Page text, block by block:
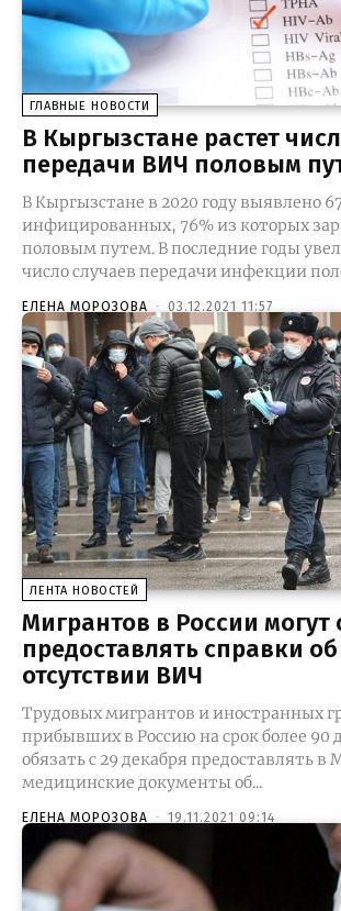
ГЛАВНЫЕ НОВОСТИ
В Кыргызстане растет
передачи ВИЧ половым
В Кыргызстане в 2020 году выявлено
инфицированных, 76% из которых
половым путем. В последние годы
число случаев передачи инфекции
ЕЛЕНА МОРОЗОВА - 03.12.2021 11:57
ЛЕНТА НОВОСТЕЙ
Мигрантов в России могут
предоставлять справки об
отсутствии ВИЧ
Трудовых мигрантов и иностранных
прибывших в Россию на срок более 90
обязать с 29 декабря предоставлять в
медицинские документы об...
ЕЛЕНА МОРОЗОВА - 19.11.2021 09:14